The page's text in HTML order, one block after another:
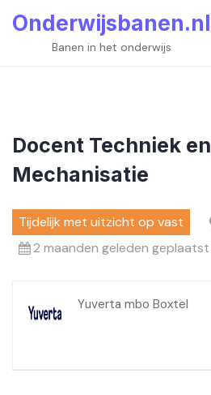
Onderwijsbanen.nl
Banen in het onderwijs
Docent Techniek en
Mechanisatie
Tijdelijk met uitzicht op vast
2 maanden geleden geplaatst
Yuverta mbo Boxtel